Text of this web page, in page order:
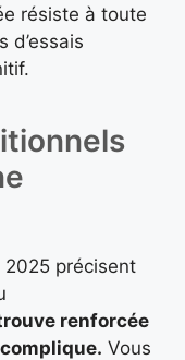
résiste à toute
d’essais
2025 précisent
renforcée
Vous